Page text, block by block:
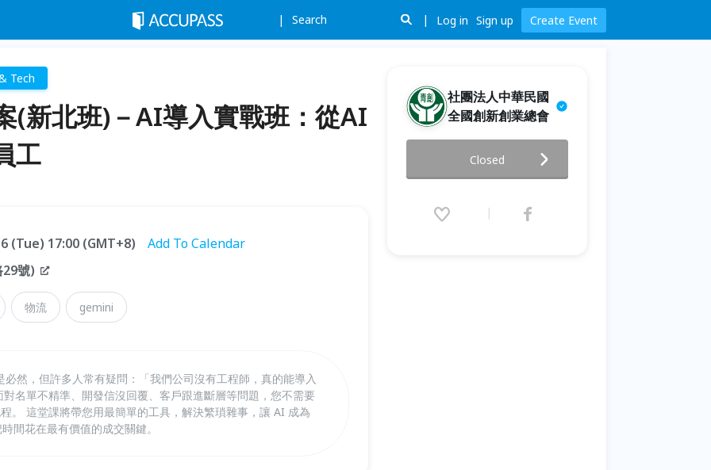
Search Log in Sign up Create Event
Tech
(新北班)－AI導入實戰班：從AI
工
(Tue) 17:00 (GMT+8)
Add To Calendar
號)
物流 gemini
然，但許多人常有疑問：「我們公司沒有工程師，真的能導入
名單不精準、開發信沒回覆、客戶跟進斷層等問題，您不需要
。 這堂課將帶您用最簡單的工具，解決繁瑣雜事，讓 AI 成為
間花在最有價值的成交關鍵。
社團法人中華民國
全國創新創業總會
AI導入實戰班：從AI Agent到未
來數位員工
(Tue) 17:00 (GMT+8)
Closed